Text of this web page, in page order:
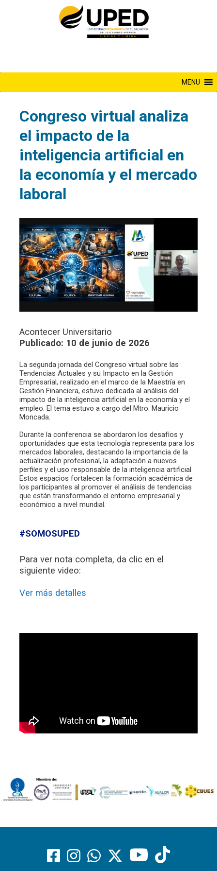
MENU
Congreso virtual analiza
el impacto de la
inteligencia artificial en
la economía y el mercado
laboral
Acontecer Universitario
Publicado: 10 de junio de 2026
La segunda jornada del Congreso virtual sobre las
Tendencias Actuales y su Impacto en la Gestión
Empresarial, realizado en el marco de la Maestría en
Gestión Financiera, estuvo dedicada al análisis del
impacto de la inteligencia artificial en la economía y el
empleo. El tema estuvo a cargo del Mtro. Mauricio
Moncada.
Durante la conferencia se abordaron los desafíos y
oportunidades que esta tecnología representa para los
mercados laborales, destacando la importancia de la
actualización profesional, la adaptación a nuevos
perfiles y el uso responsable de la inteligencia artificial.
Estos espacios fortalecen la formación académica de
los participantes al promover el análisis de tendencias
que están transformando el entorno empresarial y
económico a nivel mundial.
#SOMOSUPED
Para ver nota completa, da clic en el
siguiente video:
Ver más detalles